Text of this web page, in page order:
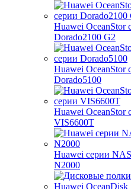
Huawei OceanStor
Dorado2100 G2
Huawei OceanStor
Dorado5100
Huawei OceanStor
VIS6600T
Huawei серии NAS
N2000